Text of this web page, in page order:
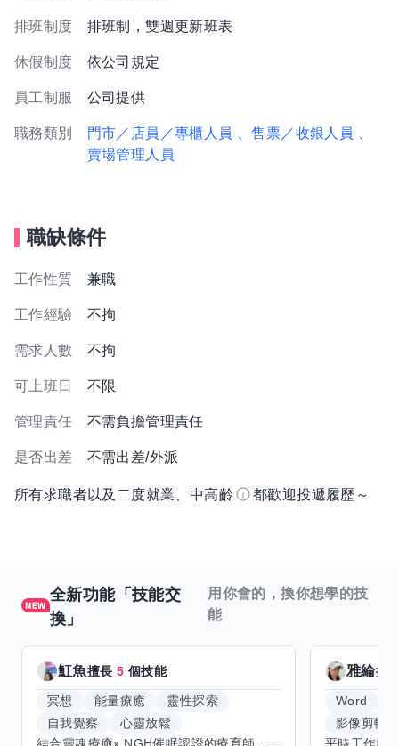
排班制度 排班制，雙週更新班表
休假制度 依公司規定
員工制服 公司提供
職務類別 門市／店員／專櫃人員 、售票／收銀人員
賣場管理人員
職缺條件
工作性質 兼職
工作經驗 不拘
需求人數 不拘
可上班日 不限
管理責任 不需負擔管理責任
是否出差 不需出差/外派
所有求職者以及二度就業、中高齡 都歡迎投遞履歷～
全新功能「技能交
換」
用你會的，換你想學的技
能
魟魚擅長5 個技能
冥想 能量療癒
靈性探索
自我覺察
心靈放鬆
雅綸擅
Word
影像剪輯